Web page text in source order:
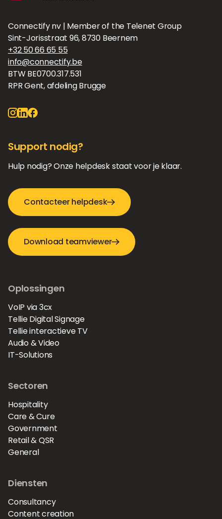
Connectify nv | Member of the Telenet Group
Sint-Jorisstraat 96, 8730 Beernem
+32 50 66 65 55
info@connectify.be
BTW BE0700.317.531
RPR Gent, afdeling Brugge
Support nodig?
Hulp nodig? Onze helpdesk staat voor je klaar.
Contacteer helpdesk
Download teamviewer
Oplossingen
VoIP via 3cx
Tellie Digital Signage
Tellie interactieve TV
Audio & Video
IT-Solutions
Sectoren
Hospitality
Care & Cure
Government
Retail & QSR
General
Diensten
Consultancy
Content creation